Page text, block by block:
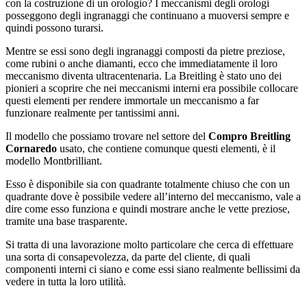
con la costruzione di un orologio? I meccanismi degli orologi
posseggono degli ingranaggi che continuano a muoversi sempre e
quindi possono turarsi.
Mentre se essi sono degli ingranaggi composti da pietre preziose,
come rubini o anche diamanti, ecco che immediatamente il loro
meccanismo diventa ultracentenaria. La Breitling è stato uno dei
pionieri a scoprire che nei meccanismi interni era possibile collocare
questi elementi per rendere immortale un meccanismo a far
funzionare realmente per tantissimi anni.
Il modello che possiamo trovare nel settore del Compro Breitling
Cornaredo usato, che contiene comunque questi elementi, è il
modello Montbrilliant.
Esso è disponibile sia con quadrante totalmente chiuso che con un
quadrante dove è possibile vedere all’interno del meccanismo, vale a
dire come esso funziona e quindi mostrare anche le vette preziose,
tramite una base trasparente.
Si tratta di una lavorazione molto particolare che cerca di effettuare
una sorta di consapevolezza, da parte del cliente, di quali
componenti interni ci siano e come essi siano realmente bellissimi da
vedere in tutta la loro utilità.